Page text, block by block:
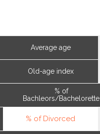
Average age
Old-age index
% of
Bachleors/Bachelorette
% of Divorced